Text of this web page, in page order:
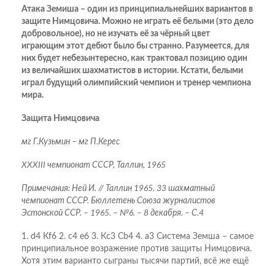
Атака Земиша – один из принципиальнейших вариантов в
защите Нимцовича. Можно не играть её белыми (это дело
добровольное), но не изучать её за чёрный цвет
играющим этот дебют было бы странно. Разумеется, для
них будет небезынтересно, как трактовал позицию один
из величайших шахматистов в истории. Кстати, белыми
играл будущий олимпийский чемпион и тренер чемпиона
мира.
Защита Нимцовича
мг Г.Кузьмин – мг П.Керес
XXXIII чемпионат СССР, Таллин, 1965
Примечания: Ней И. // Таллин 1965. 33 шахматный
чемпионат СССР. Бюллетень Союза журналистов
Эстонской ССР. – 1965. – №6. – 8 декабря. – С.4
1. d4 Кf6 2. c4 e6 3. Кc3 Сb4 4. a3 Система Земша – самое
принципиальное возражение против защиты Нимцовича.
Хотя этим варианто сыграны тысячи партий, всё же ещё